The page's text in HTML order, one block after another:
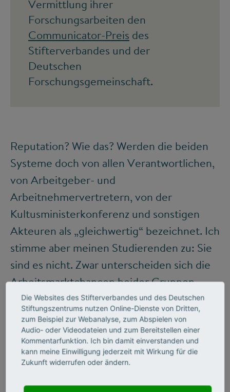
Vermittlung ihrer
Forschungsarbeiten den
Communicator-Preis des
Stifterverbandes und der
Deutschen
Forschungsgemeinschaft.
Reputation? Wie das? Werden die beiden
Systeme doch von allen Verantwortlichen,
von Arbeitgeber- und
Arbeitnehmervertretern, von der
Kultusministerkonferenz und sonstigen
Akteuren als „gleichwertig“ bezeichnet. Ich
stimme aber meinen Studierenden zu: Sie
sind es nicht. Zwar unterscheiden sich die
Arbeitsmarktchancen beider Gruppen
kaum und liegen wesentlich höher als bei
jungen Menschen ohne Ausbildung.
Nimmt man die Bezeichnung aber wörtlich
und bezieht sie auf den Gegenwert der
Arbeitskraft, nämlich das Einkommen, kann
von „gleichwertig“ keine Rede mehr sein.
Die Websites des Stifterverbandes und des Deutschen
Stiftungszentrums nutzen Online-Dienste von Dritten,
zum Beispiel zur Webanalyse, zum Abspielen von
Audio- oder Videodateien und zum Bereitstellen einer
Kommentarfunktion. Ich bin damit einverstanden und
kann meine Einwilligung jederzeit mit Wirkung für die
Zukunft widerrufen oder ändern.